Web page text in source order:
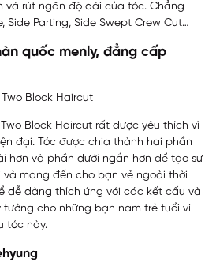
và rút ngăn độ dài của tóc. Chẳng
Side Parting, Side Swept Crew Cut…
quốc menly, đẳng cấp
Block Haircut
Block Haircut rất được yêu thích vì
đại. Tóc được chia thành hai phần
hơn và phần dưới ngắn hơn để tạo sự
mang đến cho bạn vẻ ngoài thời
dễ dàng thích ứng với các kết cấu và
cho những bạn nam trẻ tuổi vì
tóc này.